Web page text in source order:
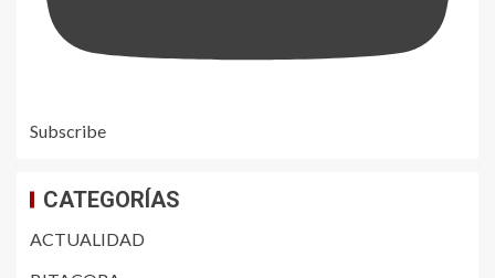
Subscribe
CATEGORÍAS
ACTUALIDAD